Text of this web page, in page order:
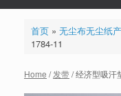
首页» 无尘布无尘纸
1784-11
Home /发带/ 经济型吸汗